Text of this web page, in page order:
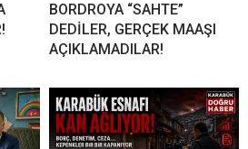
BORDROYA “SAHTE”
DEDİLER, GERÇEK MAAŞI
AÇIKLAMADILAR!